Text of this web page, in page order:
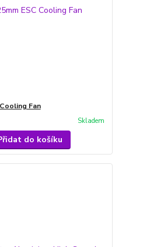
Fan
Skladem
do košíku